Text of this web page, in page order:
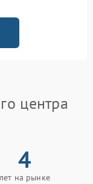
центра
4
лет на рынке